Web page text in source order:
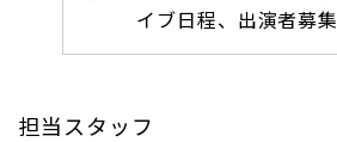
イブ日程、出演者募
担当スタッフ